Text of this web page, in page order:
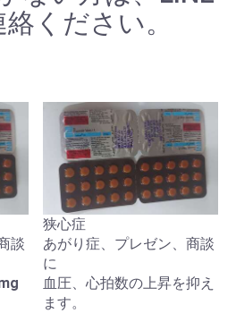
ください。
談
狭心症
あがり症、プレゼン、商談
に
血圧、心拍数の上昇を抑え
ます。